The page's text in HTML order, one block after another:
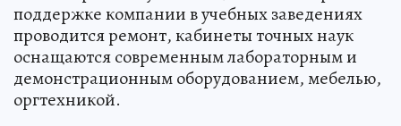
поддержке компании в учебных заведениях
проводится ремонт, кабинеты точных наук
оснащаются современным лабораторным и
демонстрационным оборудованием, мебелью,
оргтехникой.